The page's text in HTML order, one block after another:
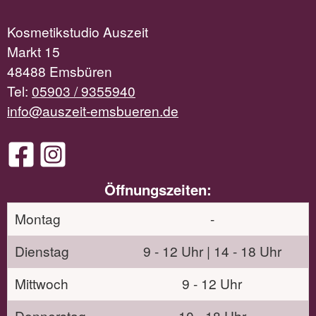
Kosmetikstudio Auszeit
Markt 15
48488 Emsbüren
Tel: 05903 / 9355940
info@auszeit-emsbueren.de
Öffnungszeiten:
Montag
-
Dienstag
9 - 12 Uhr | 14 - 18 Uhr
Mittwoch
9 - 12 Uhr